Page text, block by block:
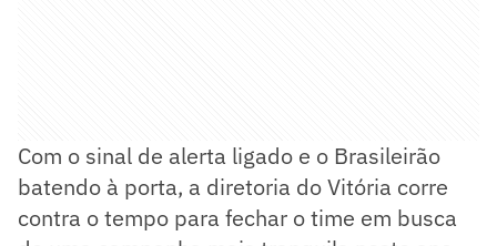
Com o sinal de alerta ligado e o Brasileirão
batendo à porta, a diretoria do Vitória corre
contra o tempo para fechar o time em busca